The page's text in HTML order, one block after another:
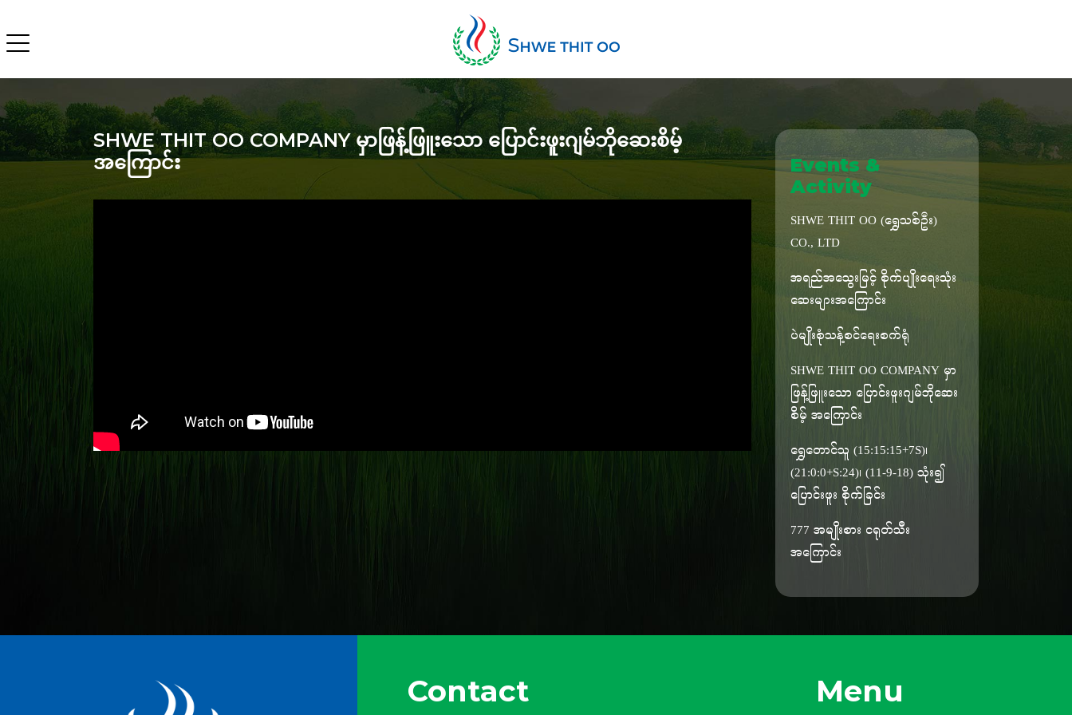
SHWE THIT OO COMPANY မှာဖြန့်ဖြူးသော ပြောင်းဖူးဂျမ်ဘိုဆေးစိမ့်
အကြောင်း
Events &
Activity
SHWE THIT OO (ရွှေသစ်ဦး)
CO., LTD
အရည်အသွေးမြင့် စိုက်ပျိုးရေးသုံး
ဆေးများအကြောင်း
ပဲမျိုးစုံသန့်စင်ရေးစက်ရုံ
SHWE THIT OO COMPANY မှာ
ဖြန့်ဖြူးသော ပြောင်းဖူးဂျမ်ဘိုဆေး
စိမ့် အကြောင်း
ရွှေတောင်သူ (15:15:15+7S)၊
(21:0:0+S:24)၊ (11-9-18) သုံး၍
ပြောင်းဖူး စိုက်ခြင်း
777 အမျိုးစား ငရုတ်သီး
အကြောင်း
Contact Menu